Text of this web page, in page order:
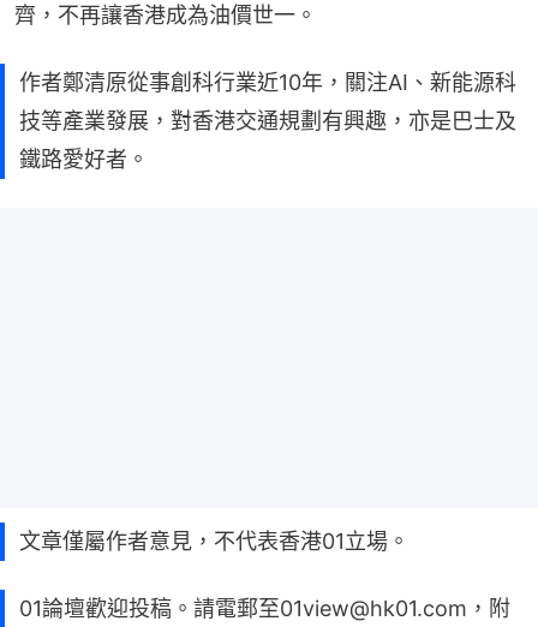
齊，不再讓香港成為油價世一。
作者鄭清原從事創科行業近10年，關注AI、新能源科
技等產業發展，對香港交通規劃有興趣，亦是巴士及
鐵路愛好者。
文章僅屬作者意見，不代表香港01立場。
01論壇歡迎投稿。請電郵至01view@hk01.com，附